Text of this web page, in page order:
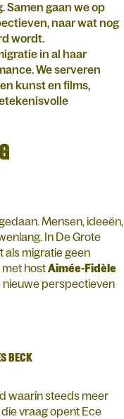
Samen gaan we op
naar wat nog
wordt.
in al haar
We serveren
kunst en films,
Mensen, ideeën,
In De Grote
als migratie geen
met hostAimée-Fidèle
nieuwe perspectieven
BECK
waarin steeds meer
vraag opent Ece